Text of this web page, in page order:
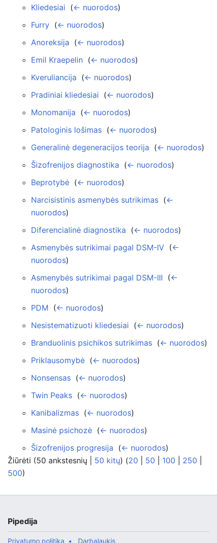
Kliedesiai (← nuorodos)
Furry (← nuorodos)
Anoreksija (← nuorodos)
Emil Kraepelin (← nuorodos)
Kveruliancija (← nuorodos)
Pradiniai kliedesiai (← nuorodos)
Monomanija (← nuorodos)
Patologinis lošimas (← nuorodos)
Generalinė degeneracijos teorija (← nuorodos)
Šizofrenijos diagnostika (← nuorodos)
Beprotybė (← nuorodos)
Narcisistinis asmenybės sutrikimas (←
nuorodos)
Diferencialinė diagnostika (← nuorodos)
Asmenybės sutrikimai pagal DSM-IV (←
nuorodos)
Asmenybės sutrikimai pagal DSM-III (←
nuorodos)
PDM (← nuorodos)
Nesistematizuoti kliedesiai (← nuorodos)
Branduolinis psichikos sutrikimas (← nuorodos)
Priklausomybė (← nuorodos)
Nonsensas (← nuorodos)
Twin Peaks (← nuorodos)
Kanibalizmas (← nuorodos)
Masinė psichozė (← nuorodos)
Šizofrenijos progresija (← nuorodos)
Žiūrėti (50 ankstesnių | 50 kitų) (20 50 100 250
500)
Pipedija
Privatumo politika Darbalaukis